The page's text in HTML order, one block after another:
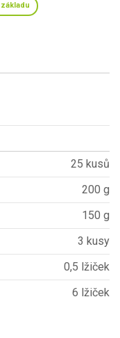
25 kusů
200 g
150 g
3 kusy
0,5 lžiček
6 lžiček